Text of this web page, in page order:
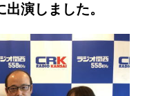
演しました。